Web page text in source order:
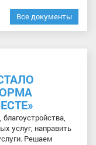
Все документы
услуг, направить
Решаем